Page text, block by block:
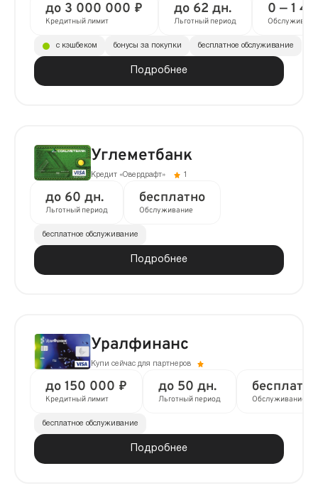
до 3 000 000 ₽
Кредитный лимит
до 62 дн.
Льготный период
0 — 1
Подробнее
с кэшбеком бонусы за покупки бесплатное обслуживание
Углеметбанк
Кредит «Овердрафт»
до 60 дн.
Льготный период
бесплатно
Обслуживание
Подробнее
бесплатное обслуживание
Уралфинанс
Купи сейчас для партнеров
до 150 000 ₽
Кредитный лимит
до 50 дн.
Льготный период
бесплатно
Обслуживание
Подробнее
бесплатное обслуживание